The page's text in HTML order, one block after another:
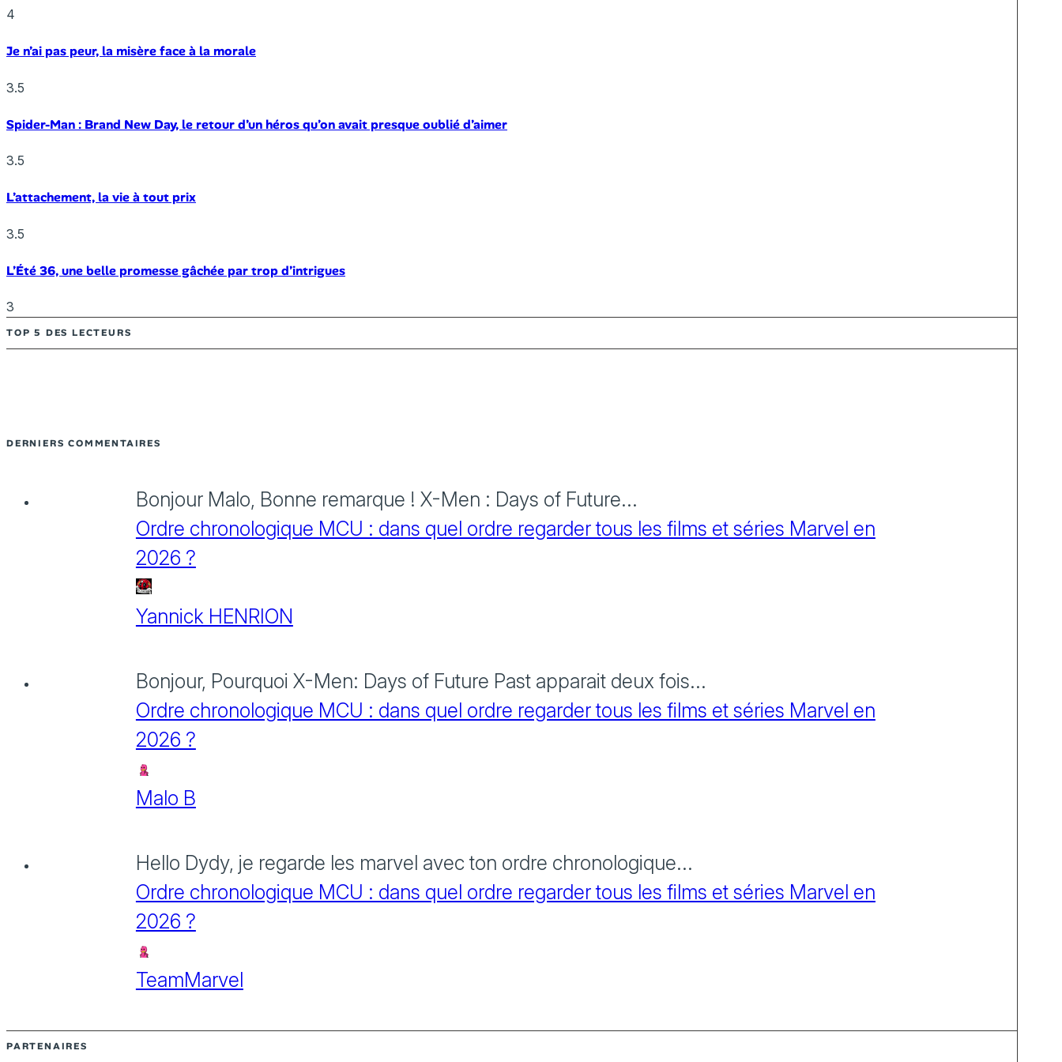
4
Je n’ai pas peur, la misère face à la morale
3.5
Spider-Man : Brand New Day, le retour d’un héros qu’on avait presque oublié d’aimer
3.5
L’attachement, la vie à tout prix
3.5
L’Été 36, une belle promesse gâchée par trop d’intrigues
3
TOP 5 DES LECTEURS
DERNIERS COMMENTAIRES
Bonjour Malo, Bonne remarque ! X-Men : Days of Future...
Ordre chronologique MCU : dans quel ordre regarder tous les films et séries Marvel en
2026 ?
Yannick HENRION
Bonjour, Pourquoi X-Men: Days of Future Past apparait deux fois...
Ordre chronologique MCU : dans quel ordre regarder tous les films et séries Marvel en
2026 ?
Malo B
Hello Dydy, je regarde les marvel avec ton ordre chronologique...
Ordre chronologique MCU : dans quel ordre regarder tous les films et séries Marvel en
2026 ?
TeamMarvel
PARTENAIRES